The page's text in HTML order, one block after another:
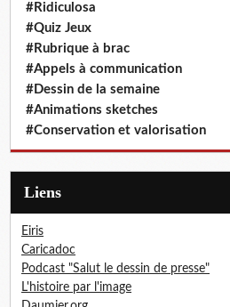
#Ridiculosa
#Quiz Jeux
#Rubrique à brac
#Appels à communication
#Dessin de la semaine
#Animations sketches
#Conservation et valorisation
Liens
Eiris
Caricadoc
Podcast "Salut le dessin de presse"
L'histoire par l'image